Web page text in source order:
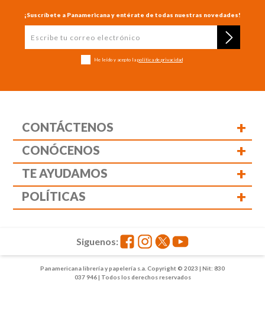
¡Suscríbete a Panamericana y entérate de todas nuestras novedades!
He leído y acepto la política de privacidad
CONTÁCTENOS +
CONÓCENOS +
TE AYUDAMOS +
POLÍTICAS +
Panamericana librería y papelería s.a. Copyright © 2023 | Nit: 830
037 946 | Todos los derechos reservados
Siguenos: